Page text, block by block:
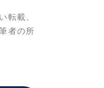
転載、
者の所